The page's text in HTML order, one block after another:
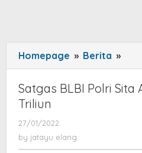
Homepage » Berita »
Satgas BLBI Polri Sita
Triliun
27/01/2022
jatayu
by jatayu elang